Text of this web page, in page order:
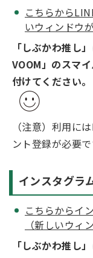
こちらから
いウィンドウ
「しぶかわ推し
VOOM」のスマ
付けてください。
（注意）利用に
ント登録が必要で
インスタグラ
こちらからイ
（新しいウィ
「しぶかわ推し